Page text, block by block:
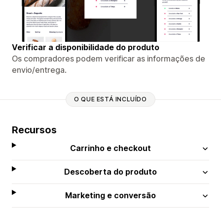
Verificar a disponibilidade do produto
Os compradores podem verificar as informações de
envio/entrega.
O QUE ESTÁ INCLUÍDO
Recursos
Carrinho e checkout
Descoberta do produto
Marketing e conversão